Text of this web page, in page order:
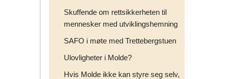
Skuffende om rettsikkerheten til
mennesker med utviklingshemning
SAFO i møte med Trettebergstuen
Ulovligheter i Molde?
Hvis Molde ikke kan styre seg selv,